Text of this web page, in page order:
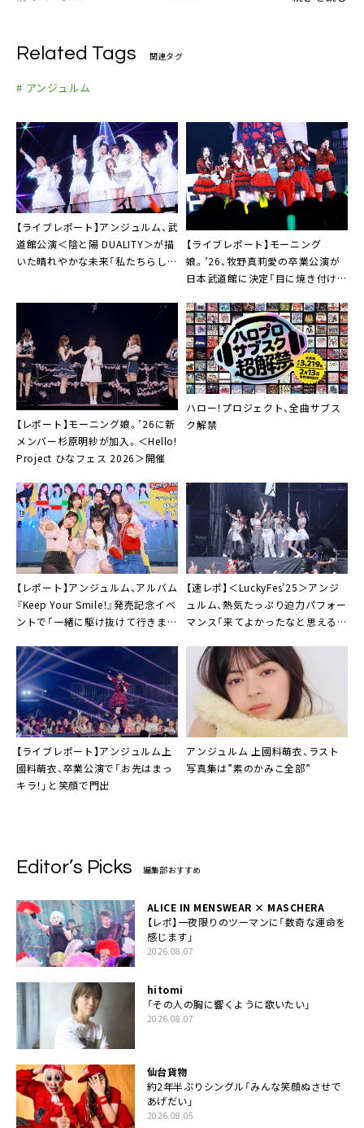
Related Tags 関連タグ
# アンジュルム
【ライブレポート】アンジュルム、武
道館公演＜陰と陽 DUALITY＞が描
いた晴れやかな未来「私たちらしく
【ライブレポート】モーニング
娘。’26、牧野真莉愛の卒業公演が
日本武道館に決定「目に焼き付けて
【レポート】モーニング娘。’26に新
メンバー杉原明紗が加入。＜Hello!
Project ひなフェス 2026＞開催
ハロー！プロジェクト、全曲サブス
ク解禁
【レポート】アンジュルム、アルバム
『Keep Your Smile！』発売記念イベ
ントで「一緒に駆け抜けて行きまし
【速レポ】＜LuckyFes’25＞アンジ
ュルム、熱気たっぷり迫力パフォー
マンス「来てよかったなと思えるラ
【ライブレポート】アンジュルム上
國料萌衣、卒業公演で「お先はまっ
キラ！」と笑顔で門出
アンジュルム 上國料萌衣、ラスト
写真集は”素のかみこ全部”
Editor’s Picks 編集部おすすめ
ALICE IN MENSWEAR × MASCHERA
【レポ】一夜限りのツーマンに「数奇な運命を
感じます」
2026.08.07
hitomi
「その人の胸に響くように歌いたい」
2026.08.07
仙台貨物
約2年半ぶりシングル「みんな笑顔ぬさせで
あげだい」
2026.08.05